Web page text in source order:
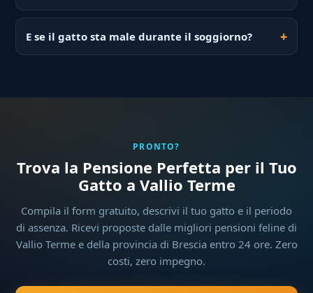
E se il gatto sta male durante il soggiorno?
PRONTO?
Trova la Pensione Perfetta per il Tuo
Gatto a Vallio Terme
Compila il form gratuito, descrivi il tuo gatto e il periodo
di assenza. Ricevi proposte dalle migliori pensioni feline di
Vallio Terme e della provincia di Brescia entro 24 ore. Zero
costi, zero impegno.